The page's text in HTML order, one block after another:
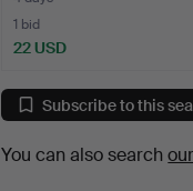
1 bid
22 USD
Subscribe to this
You can also search